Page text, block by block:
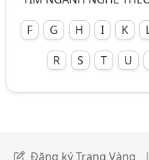
F
G H I K
R
S T U
Đăng ký Trang Vàng |